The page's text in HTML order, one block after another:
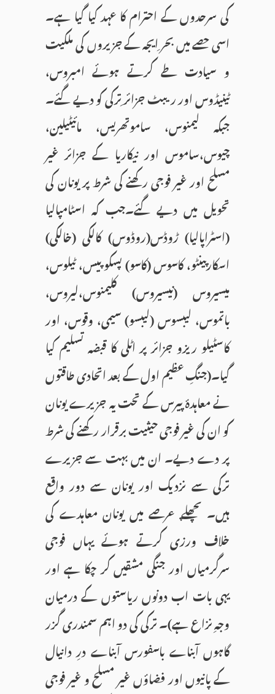
کی سرحدوں کے احترام کا عہد کیا گیا ہے۔
اسی حصے میں بحر ِایجہ کے جزیروں کی ملکیت
و سیادت طے کرتے ہوئے امبروس،
ٹینیڈوس اور ریبٹ جزائر ِترکی کو دیے گئے۔
جبکہ لیمنوس، ساموتھریس، مائیٹیلین،
چیوس،ساموس اور نیکاریا کے جزائر غیر
مسلح اور غیر فوجی رکھنے کی شرط پر یونان کی
تحویل میں دیے گئے۔جب کہ اسٹامپالیا
(اسٹراپالیا) ڑوڈس(روڈوس) کالکی (خالکی)
اسکارپینٹو، کاسوس (کاسو) پسکوپیس، ٹیلوس،
میسیروس (نیسیروس) کلیمنوس،لیروس،
باتموس، لیبسوس (لیبسو) سیمی، وقوس، اور
کاسٹیلو ریزو جزائر پر اٹلی کا قبضہ تسلیم کیا
گیا۔(جنگِ عظیم اول کے بعد اتحادی طاقتوں
نے معاہدۂ پیرس کے تحت یہ جزیرے یونان
کو ان کی غیر فوجی حیثیت برقرار رکھنے کی شرط
پر دے دیے۔ ان میں بہت سے جزیرے
ترکی سے نزدیک اور یونان سے دور واقع
ہیں۔ پچھلے عرصے میں یونان معاہدے کی
خلاف ورزی کرتے ہوئے یہاں فوجی
سرگرمیاں اور جنگی مشقیں کر چکا ہے اور
یہی بات اب دونوں ریاستوں کے درمیان
وجہِ نزاع ہے)۔ ترکی کی دو اہم سمندری گزر
گاہوں آبناے باسفورس آبناے درِ دانیال
کے پانیوں اور فضاؤں غیر مسلح و غیر فوجی